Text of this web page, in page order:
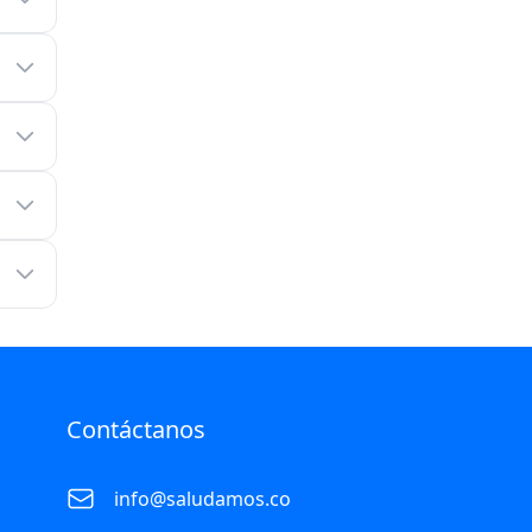
Contáctanos
info@saludamos.co